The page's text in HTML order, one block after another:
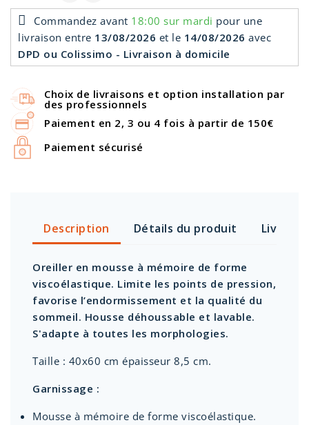
Commandez avant 18:00 sur mardi pour une
livraison entre 13/08/2026 et le 14/08/2026 avec
DPD ou Colissimo - Livraison à domicile
Choix de livraisons et option installation par
des professionnels
Paiement en 2, 3 ou 4 fois à partir de 150€
Paiement sécurisé
Description Détails du produit
Oreiller en mousse à mémoire de forme
viscoélastique. Limite les points de pression,
favorise l’endormissement et la qualité du
sommeil. Housse déhoussable et lavable.
S'adapte à toutes les morphologies.
Taille : 40x60 cm épaisseur 8,5 cm.
Garnissage :
Mousse à mémoire de forme viscoélastique.